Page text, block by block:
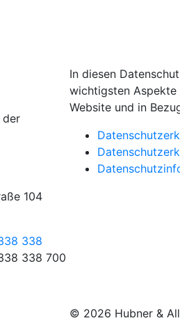
der
In diesen
wichtigsten Aspekte
Website und in
104
338
338 700
© 2026 Hubner &